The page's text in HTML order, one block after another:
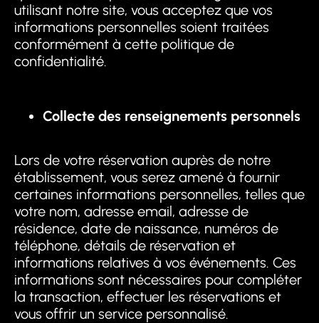
utilisant notre site, vous acceptez que vos
informations personnelles soient traitées
conformément à cette politique de
confidentialité.
Collecte des renseignements personnels
Lors de votre réservation auprès de notre
établissement, vous serez amené à fournir
certaines informations personnelles, telles que
votre nom, adresse email, adresse de
résidence, date de naissance, numéros de
téléphone, détails de réservation et
informations relatives à vos événements. Ces
informations sont nécessaires pour compléter
la transaction, effectuer les réservations et
vous offrir un service personnalisé.